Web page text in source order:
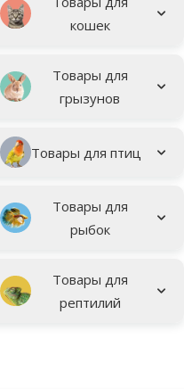
кошек
Товары для
грызунов
Товары для птиц
Товары для
рыбок
Товары для
рептилий